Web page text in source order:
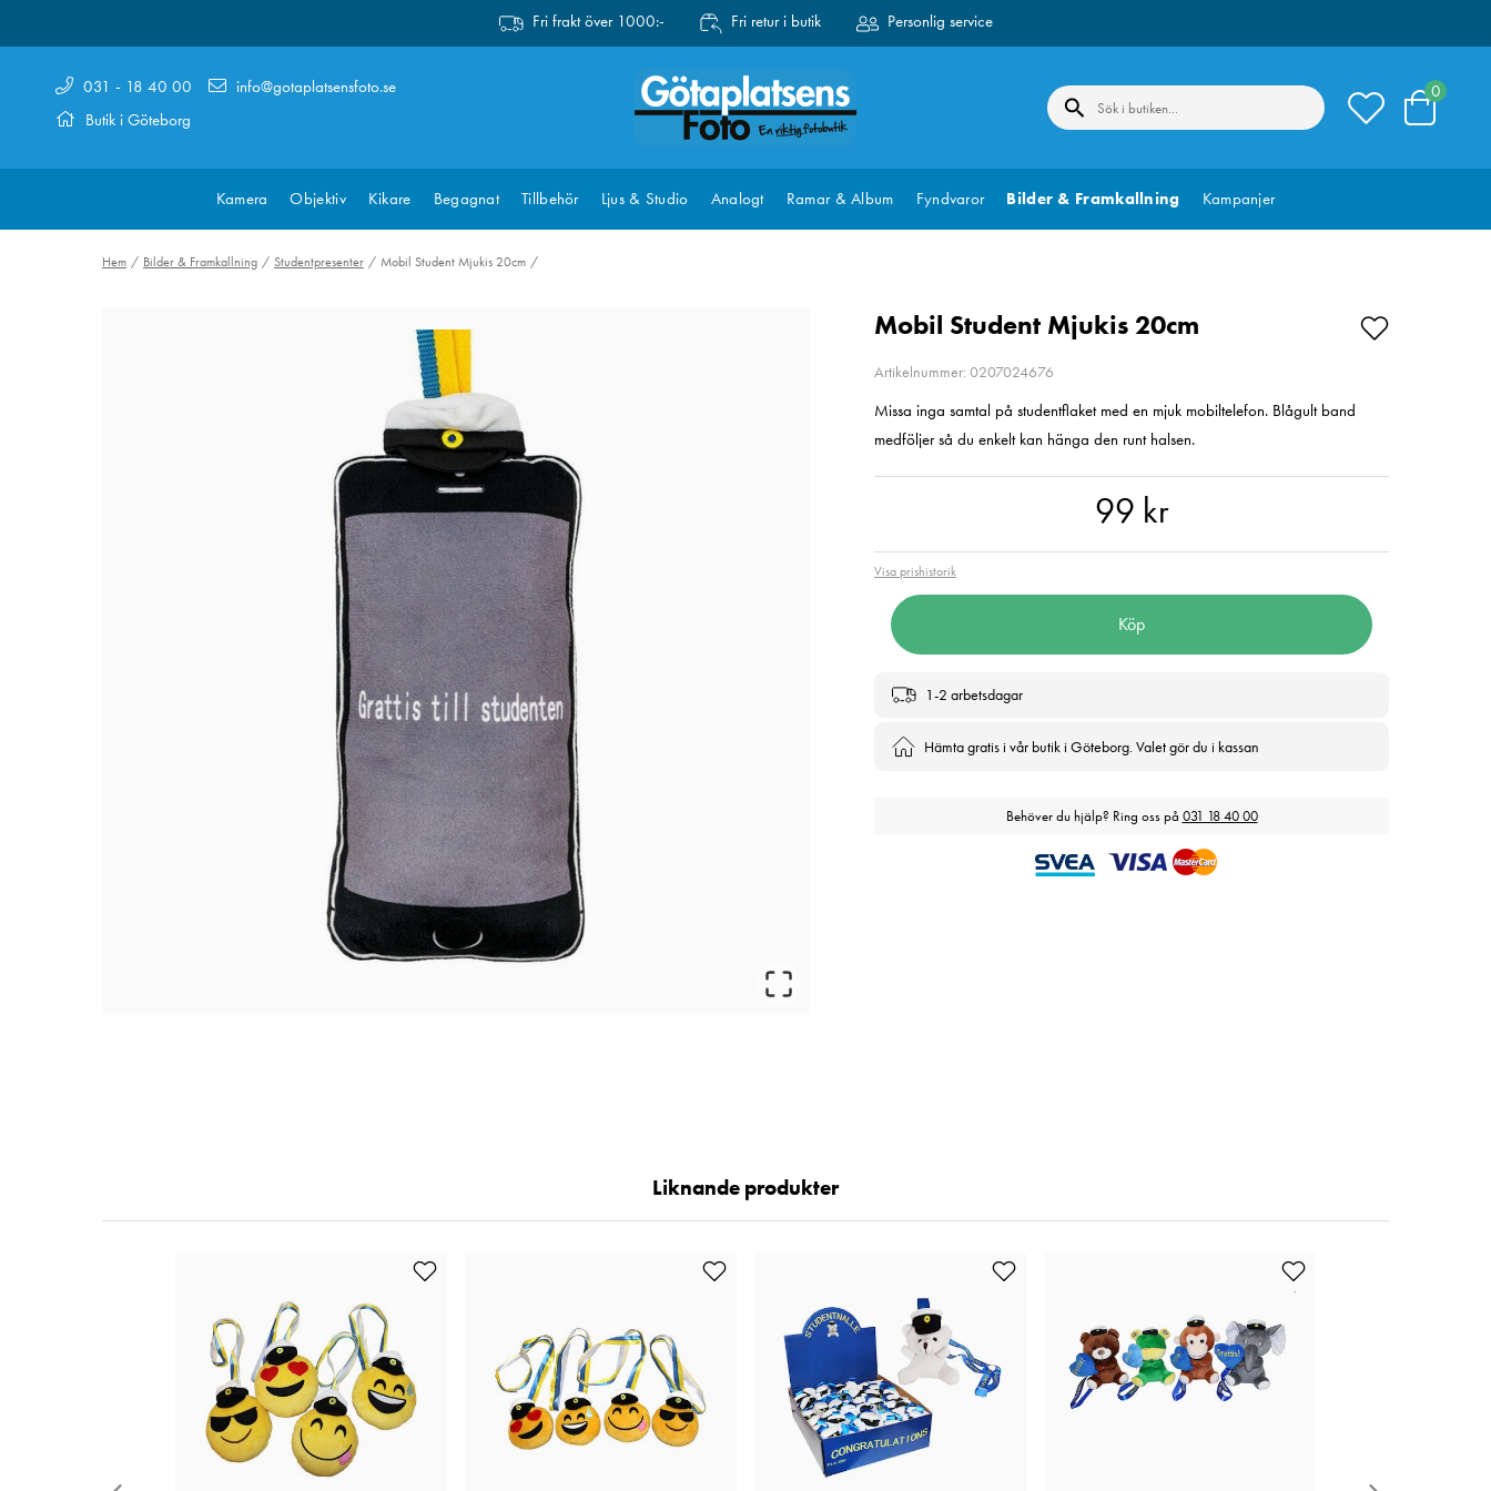
Fri frakt över 1000:- Fri retur i butik Personlig service
031 - 18 40 00
Butik i Göteborg
info@gotaplatsensfoto.se 0
Kamera Objektiv Kikare Begagnat Tillbehör Ljus & Studio Analogt Ramar & Album Fyndvaror Bilder & Framkallning Kampanjer
Hem Bilder & Framkallning Studentpresenter Mobil Student Mjukis 20cm
Mobil Student Mjukis 20cm
Artikelnummer: 0207024676
Missa inga samtal på studentflaket med en mjuk mobiltelefon. Blågult band
medföljer så du enkelt kan hänga den runt halsen.
99 kr
Visa prishistorik
Köp
1-2 arbetsdagar
Hämta gratis i vår butik i Göteborg. Valet gör du i kassan
Behöver du hjälp? Ring oss på 031 18 40 00
Liknande produkter